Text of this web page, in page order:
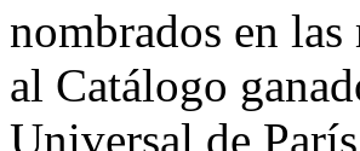
nombrados en
al Catálogo
Universal de